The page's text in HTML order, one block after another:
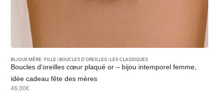
que votre maman vous en sera reconnaissante !
BIJOUX MÈRE- FILLE |BOUCLES D’OREILLES |LES CLASSIQUES
Boucles d’oreilles cœur plaqué or – bijou intemporel femme,
idée cadeau fête des mères
46,00€